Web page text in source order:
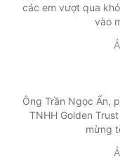
các em vượt qua
vào
Ông Trần Ngọc Ẩn,
TNHH Golden
mừng